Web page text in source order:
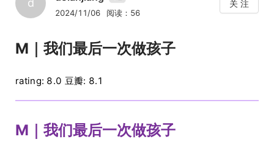
d
2024/11/06 阅读：56
关 注
M｜我们最后一次做孩子
rating: 8.0 豆瓣: 8.1
M｜我们最后一次做孩子